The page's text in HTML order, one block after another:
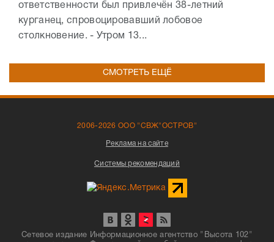
ответственности был привлечён 38-летний
курганец, спровоцировавший лобовое
столкновение. - Утром 13...
СМОТРЕТЬ ЕЩЁ
2006-2026 ООО "СВЖ"ОСТРОВ"
Реклама на сайте
Системы рекомендаций
Сетевое издание Информационное агентство "Высота 102"